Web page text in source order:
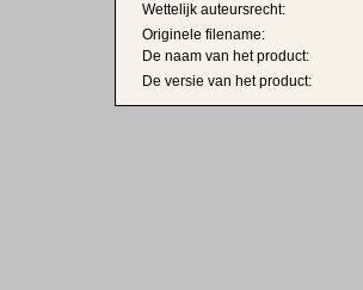
Wettelijk auteursrecht:
Originele filename:
De naam van het product:
De versie van het product: